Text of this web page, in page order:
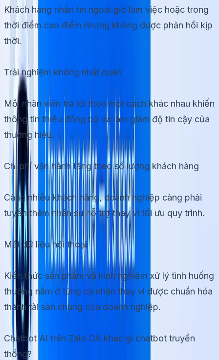
Khách hàng nhắn tin ngoài giờ làm việc hoặc trong
thời điểm cao điểm nhưng không được phản hồi kịp
thời.
Trải nghiệm không nhất quán
Mỗi nhân viên trả lời theo một cách khác nhau khiến
thông tin thiếu đồng bộ và làm giảm độ tin cậy của
thương hiệu.
Chi phí vận hành tăng theo số lượng khách hàng
Càng nhiều khách hàng, doanh nghiệp càng phải
tuyển thêm nhân sự hỗ trợ thay vì tối ưu quy trình.
Mất dữ liệu hội thoại
Kiến thức sản phẩm và kinh nghiệm xử lý tình huống
thường nằm ở từng cá nhân thay vì được chuẩn hóa
thành tài sản chung của doanh nghiệp.
Chatbot AI trên Zalo OA khác gì chatbot truyền
thống?